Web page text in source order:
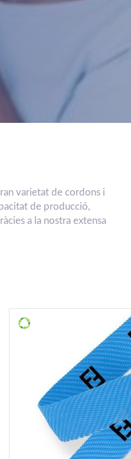
varietat de cordons i
de producció,
a la nostra extensa